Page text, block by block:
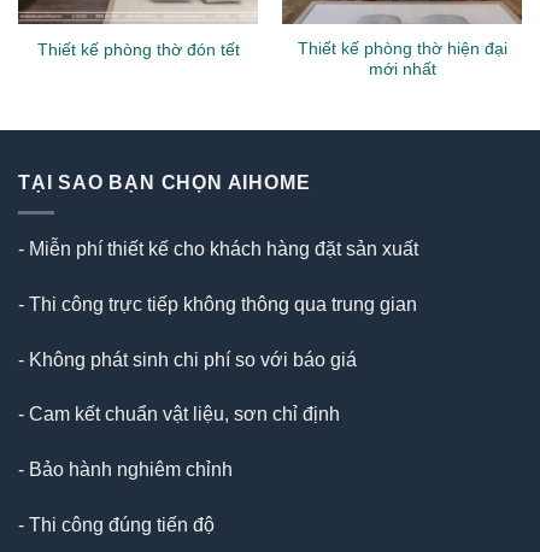
Thiết kế phòng thờ đón tết
Thiết kế phòng thờ hiện đại
mới nhất
TẠI SAO BẠN CHỌN AIHOME
- Miễn phí thiết kế cho khách hàng đặt sản xuất
- Thi công trực tiếp không thông qua trung gian
- Không phát sinh chi phí so với báo giá
- Cam kết chuẩn vật liệu, sơn chỉ định
- Bảo hành nghiêm chỉnh
- Thi công đúng tiến độ